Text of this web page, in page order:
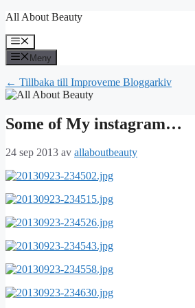
Hoppa
innehåll
All About Beauty
Meny
Meny
← Tillbaka till Improveme Bloggarkiv
Some of My instagram…
24 sep 2013 av allaboutbeauty